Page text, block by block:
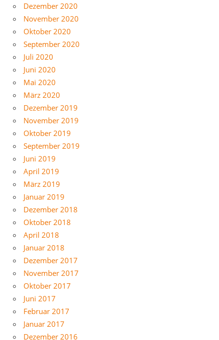
Dezember 2020
November 2020
Oktober 2020
September 2020
Juli 2020
Juni 2020
Mai 2020
März 2020
Dezember 2019
November 2019
Oktober 2019
September 2019
Juni 2019
April 2019
März 2019
Januar 2019
Dezember 2018
Oktober 2018
April 2018
Januar 2018
Dezember 2017
November 2017
Oktober 2017
Juni 2017
Februar 2017
Januar 2017
Dezember 2016